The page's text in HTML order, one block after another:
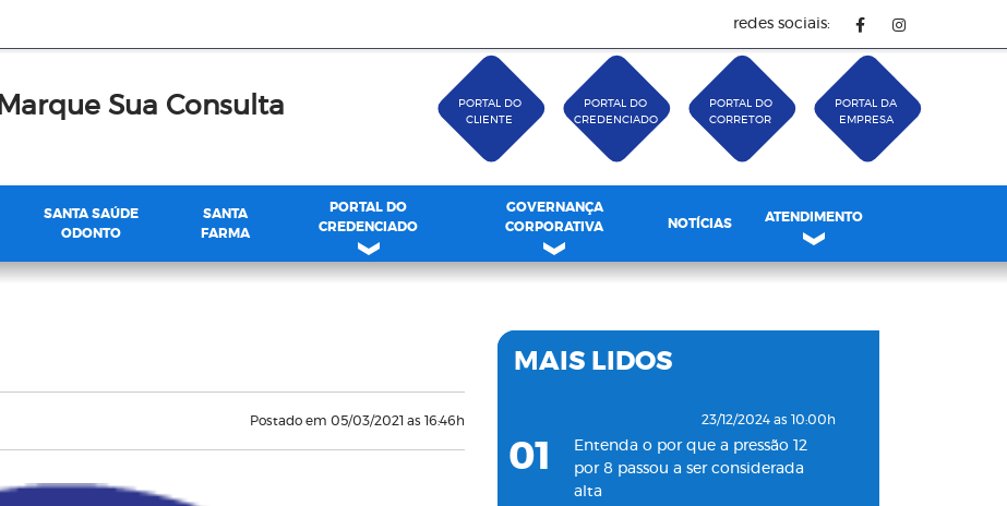
redes sociais:
Marque Sua Consulta
PORTAL DO
CLIENTE
PORTAL DO
CREDENCIADO
PORTAL DO
CORRETOR
PORTAL DA
EMPRESA
SANTA SAÚDE
ODONTO
SANTA
FARMA
PORTAL DO
CREDENCIADO
GOVERNANÇA
CORPORATIVA
NOTÍCIAS ATENDIMENTO
Postado em 05/03/2021 as 16:46h
MAIS LIDOS
01
23/12/2024 as 10:00h
Entenda o por que a pressão 12
por 8 passou a ser considerada
alta